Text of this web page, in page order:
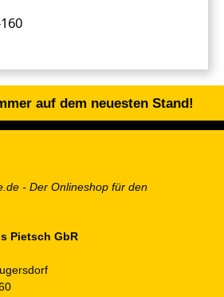
auf dem neuesten Stand!
Pietsch GbR